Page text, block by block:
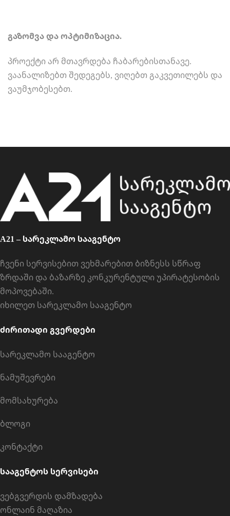
გაზომვა და ოპტიმიზაცია.
პროექტი არ მთავრდება ჩაბარებისთანავე.
ვაანალიზებთ შედეგებს, ვიღებთ გაკვეთილებს და
ვაუმჯობესებთ.
A21 – სარეკლამო სააგენტო
ჩვენი სერვისებით ვეხმარებით ბიზნესს სწრაფ
ზრდაში და ბაზარზე კონკურენტული უპირატესობის
მოპოვებაში.
იხილეთ სარეკლამო სააგენტო
ძირითადი გვერდები
სარეკლამო სააგენტო
ნამუშევრები
მომსახურება
ბლოგი
კონტაქტი
სააგენტოს სერვისები
ვებგვერდის დამზადება
ონლაინ მაღაზია